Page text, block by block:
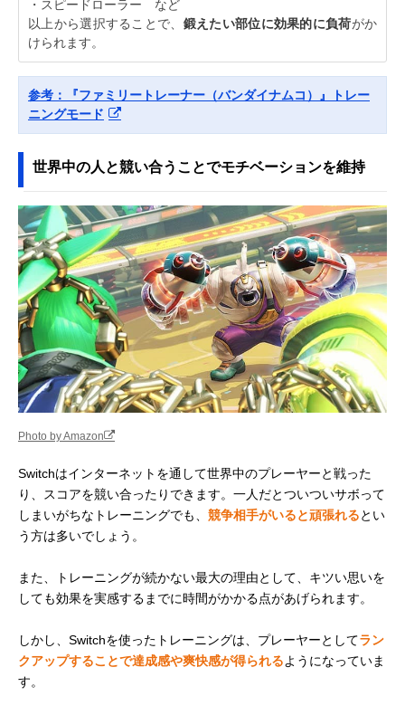
・スピードローラー など
以上から選択することで、 鍛えたい部位に効果的に負荷がか
けられます。
参考：『ファミリートレーナー（バンダイナムコ）』トレー
ニングモード
世界中の人と競い合うことでモチベーションを維持
Photo by Amazon
Switchはインターネットを通して世界中のプレーヤーと戦った
り、スコアを競い合ったりできます。一人だとついついサボって
しまいがちなトレーニングでも、 競争相手がいると頑張れるとい
う方は多いでしょう。
また、トレーニングが続かない最大の理由として、キツい思いを
しても効果を実感するまでに時間がかかる点があげられます。
しかし、Switchを使ったトレーニングは、プレーヤーとしてラン
クアップすることで達成感や爽快感が得られるようになっていま
す。